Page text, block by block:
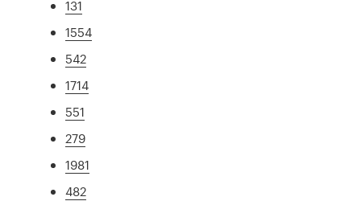
131
1554
542
1714
551
279
1981
482